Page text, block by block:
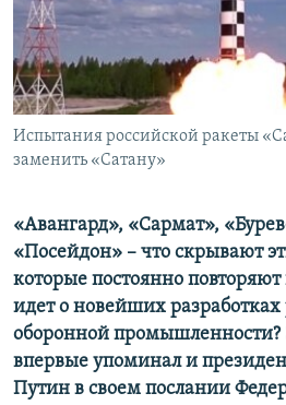
ПОБЕДИТЕЛЕЙ НЕ СУДЯТ?
КРЫМ.НЕПОКОРЕННЫЙ
ELIFBE
УКРАИНСКАЯ ПРОБЛЕМА КРЫМА
ПРИСОЕДИНЯЙТЕСЬ!
Все сайты RFE/RL
Испытания российской ракеты
заменить «Сатану»
«Авангард», «Сармат»,
«Посейдон» – что скрывают
которые постоянно повторяют
идет о новейших разработках
оборонной промышленности?
впервые упоминал и
Путин в своем послании